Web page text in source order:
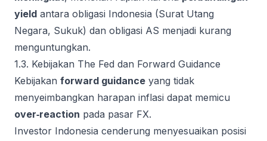
yield antara obligasi Indonesia (Surat Utang
Negara, Sukuk) dan obligasi AS menjadi kurang
menguntungkan.
1.3. Kebijakan The Fed dan Forward Guidance
Kebijakan forward guidance yang tidak
menyeimbangkan harapan inflasi dapat memicu
over‑reaction pada pasar FX.
Investor Indonesia cenderung menyesuaikan posisi